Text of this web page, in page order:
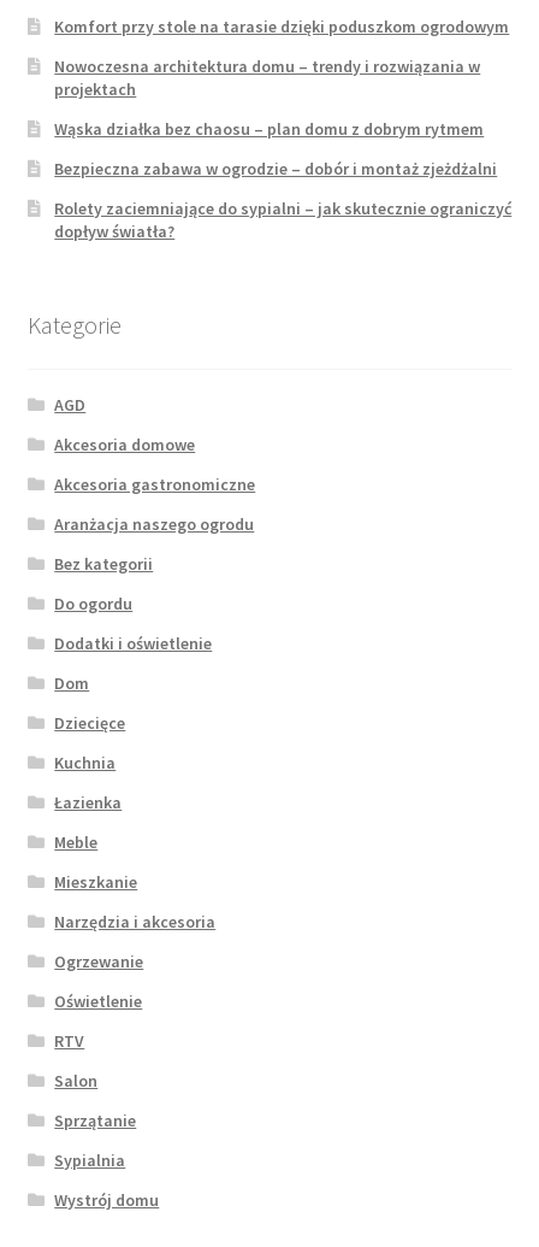
Komfort przy stole na tarasie dzięki poduszkom ogrodowym
Nowoczesna architektura domu – trendy i rozwiązania w
projektach
Wąska działka bez chaosu – plan domu z dobrym rytmem
Bezpieczna zabawa w ogrodzie – dobór i montaż zjeżdżalni
Rolety zaciemniające do sypialni – jak skutecznie ograniczyć
dopływ światła?
Kategorie
AGD
Akcesoria domowe
Akcesoria gastronomiczne
Aranżacja naszego ogrodu
Bez kategorii
Do ogordu
Dodatki i oświetlenie
Dom
Dziecięce
Kuchnia
Łazienka
Meble
Mieszkanie
Narzędzia i akcesoria
Ogrzewanie
Oświetlenie
RTV
Salon
Sprzątanie
Sypialnia
Wystrój domu